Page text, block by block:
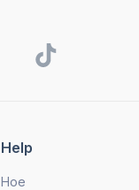
Help
Hoe